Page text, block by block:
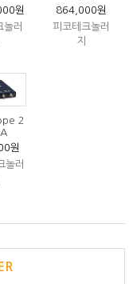
원
놀러
864,000원
피코테크놀러
지
2
원
놀러